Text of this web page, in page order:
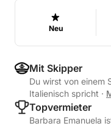
Neu
Mit Skipper
Du wirst von einem
Italienisch spricht ·
Topvermieter
Barbara Emanuela